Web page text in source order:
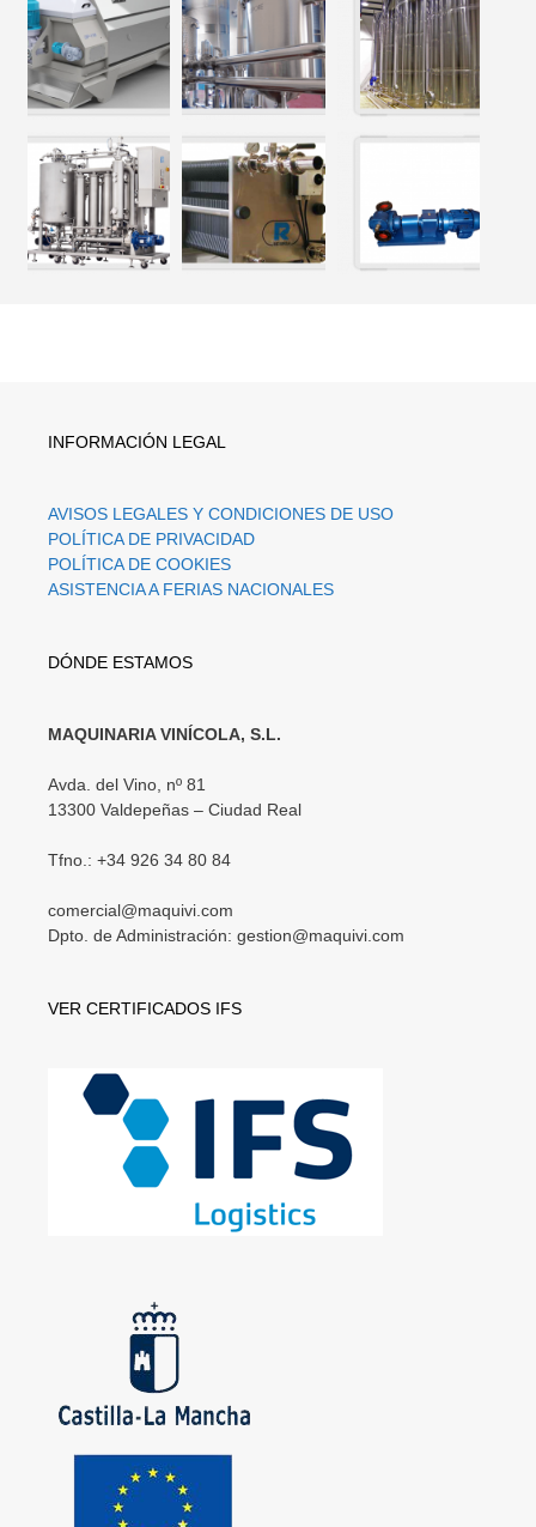
INFORMACIÓN LEGAL
AVISOS LEGALES Y CONDICIONES DE USO
POLÍTICA DE PRIVACIDAD
POLÍTICA DE COOKIES
ASISTENCIA A FERIAS NACIONALES
DÓNDE ESTAMOS
MAQUINARIA VINÍCOLA, S.L.
Avda. del Vino, nº 81
13300 Valdepeñas – Ciudad Real
Tfno.: +34 926 34 80 84
comercial@maquivi.com
Dpto. de Administración: gestion@maquivi.com
VER CERTIFICADOS IFS